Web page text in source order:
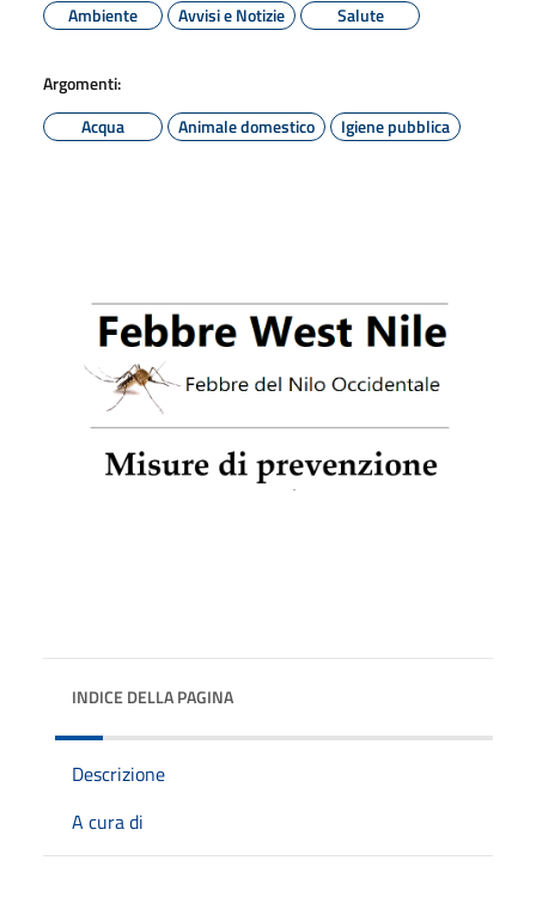
Ambiente
Avvisi e Notizie Salute
Argomenti:
Acqua
Animale domestico Igiene pubblica
INDICE DELLA PAGINA
Descrizione
A cura di